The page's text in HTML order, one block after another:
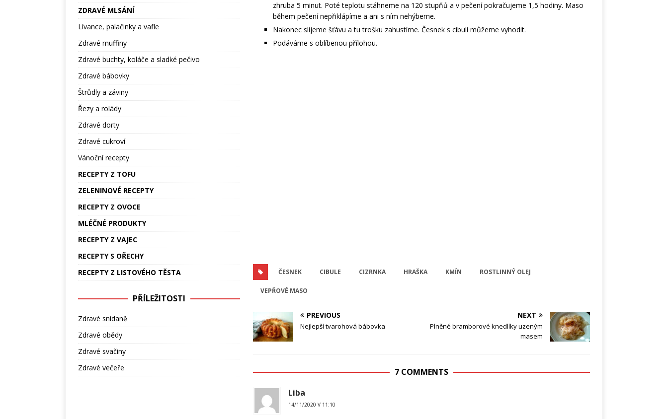
zhruba 5 minut. Poté teplotu stáhneme na 120 stupňů a v pečení pokračujeme 1,5 hodiny. Maso
během pečení nepřiklápíme a ani s ním nehýbeme.
Nakonec slijeme šťávu a tu trošku zahustíme. Česnek s cibulí můžeme vyhodit.
Podáváme s oblíbenou přílohou.
ČESNEK CIBULE CIZRNKA HRAŠKA KMÍN ROSTLINNÝ OLEJ
VEPŘOVÉ MASO
PREVIOUS
Nejlepší tvarohová bábovka
NEXT
Plněné bramborové knedlíky uzeným
masem
7 COMMENTS
Liba
14/11/2020 V 11:10
ZDRAVÉ MLSÁNÍ
Lívance, palačinky a vafle
Zdravé muffiny
Zdravé buchty, koláče a sladké pečivo
Zdravé bábovky
Štrůdly a záviny
Řezy a rolády
Zdravé dorty
Zdravé cukroví
Vánoční recepty
RECEPTY Z TOFU
ZELENINOVÉ RECEPTY
RECEPTY Z OVOCE
MLÉČNÉ PRODUKTY
RECEPTY Z VAJEC
RECEPTY S OŘECHY
RECEPTY Z LISTOVÉHO TĚSTA
PŘÍLEŽITOSTI
Zdravé snídaně
Zdravé obědy
Zdravé svačiny
Zdravé večeře